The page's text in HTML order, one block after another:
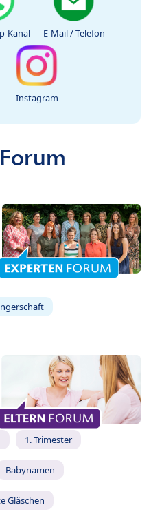
Kanal E-Mail / Telefon
Instagram
1. Trimester
Babynamen
Gläschen